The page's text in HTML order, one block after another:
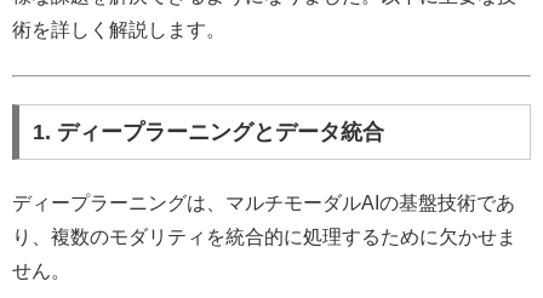
術を詳しく解説します。
1. ディープラーニングとデータ統合
ディープラーニングは、マルチモーダルAIの基盤技術であ
り、複数のモダリティを統合的に処理するために欠かせま
せん。